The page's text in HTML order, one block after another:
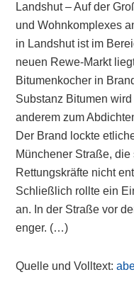
Landshut – Auf der
und Wohnkomplexes
in Landshut ist im
neuen Rewe-Markt
Bitumenkocher in
Substanz Bitumen
anderem zum
Der Brand lockte
Münchener Straße,
Rettungskräfte nicht
Schließlich rollte ein
an. In der Straße vor
enger. (…)
Quelle und Volltext: